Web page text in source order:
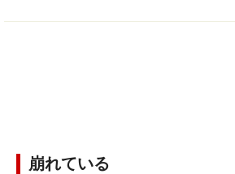
崩れている